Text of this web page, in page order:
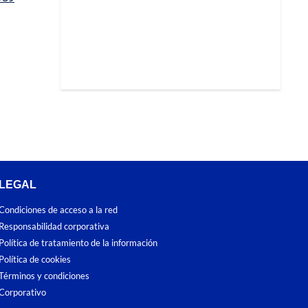
de acceso a la red
corporativa
de tratamiento de la información
de cookies
y condiciones